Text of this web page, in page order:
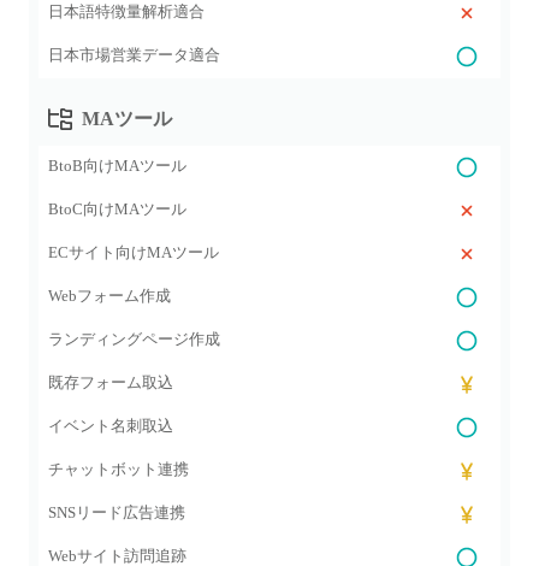
日本語特徴量解析適合
日本市場営業データ適合
MAツール
BtoB向けMAツール
BtoC向けMAツール
ECサイト向けMAツール
Webフォーム作成
ランディングページ作成
既存フォーム取込
イベント名刺取込
チャットボット連携
SNSリード広告連携
Webサイト訪問追跡